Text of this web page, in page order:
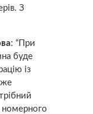
З
: “При
буде
із
номерного